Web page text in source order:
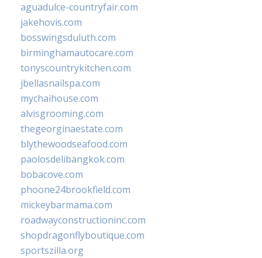
aguadulce-countryfair.com
jakehovis.com
bosswingsduluth.com
birminghamautocare.com
tonyscountrykitchen.com
jbellasnailspa.com
mychaihouse.com
alvisgrooming.com
thegeorginaestate.com
blythewoodseafood.com
paolosdelibangkok.com
bobacove.com
phoone24brookfield.com
mickeybarmama.com
roadwayconstructioninc.com
shopdragonflyboutique.com
sportszilla.org